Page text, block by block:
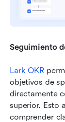
Seguimiento
Lark OKR
objetivos de
directamente
superior. Esto
comprender